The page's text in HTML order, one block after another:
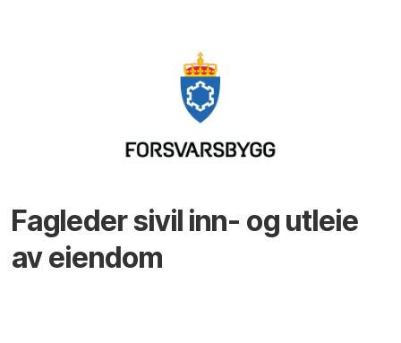
Fagleder sivil inn- og utleie
av eiendom